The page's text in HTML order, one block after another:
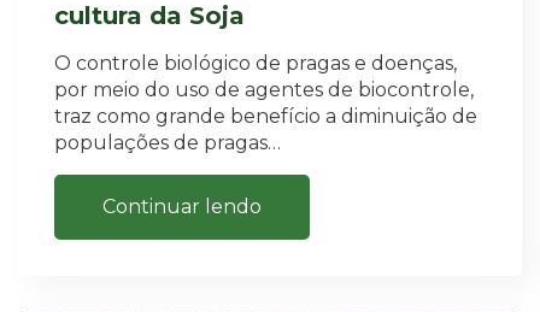
cultura da Soja
O controle biológico de pragas e doenças,
por meio do uso de agentes de biocontrole,
traz como grande benefício a diminuição de
populações de pragas…
Continuar lendo